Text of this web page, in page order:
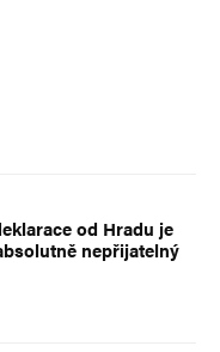
od Hradu je
nepřijatelný